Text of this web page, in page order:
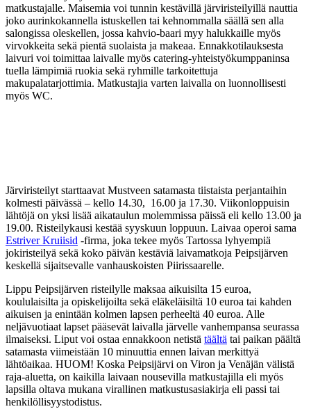
matkustajalle. Maisemia voi tunnin kestävillä järviristeilyillä nauttia
joko aurinkokannella istuskellen tai kehnommalla säällä sen alla
salongissa oleskellen, jossa kahvio-baari myy halukkaille myös
virvokkeita sekä pientä suolaista ja makeaa. Ennakkotilauksesta
laivuri voi toimittaa laivalle myös catering-yhteistyökumppaninsa
tuella lämpimiä ruokia sekä ryhmille tarkoitettuja
makupalatarjottimia. Matkustajia varten laivalla on luonnollisesti
myös WC.
Järviristeilyt starttaavat Mustveen satamasta tiistaista perjantaihin
kolmesti päivässä – kello 14.30, 16.00 ja 17.30. Viikonloppuisin
lähtöjä on yksi lisää aikataulun molemmissa päissä eli kello 13.00 ja
19.00. Risteilykausi kestää syyskuun loppuun. Laivaa operoi sama
Estriver Kruiisid -firma, joka tekee myös Tartossa lyhyempiä
jokiristeilyä sekä koko päivän kestäviä laivamatkoja Peipsijärven
keskellä sijaitsevalle vanhauskoisten Piirissaarelle.
Lippu Peipsijärven risteilylle maksaa aikuisilta 15 euroa,
koululaisilta ja opiskelijoilta sekä eläkeläisiltä 10 euroa tai kahden
aikuisen ja enintään kolmen lapsen perheeltä 40 euroa. Alle
neljävuotiaat lapset pääsevät laivalla järvelle vanhempansa seurassa
ilmaiseksi. Liput voi ostaa ennakkoon netistä täältä tai paikan päältä
satamasta viimeistään 10 minuuttia ennen laivan merkittyä
lähtöaikaa. HUOM! Koska Peipsijärvi on Viron ja Venäjän välistä
raja-aluetta, on kaikilla laivaan nousevilla matkustajilla eli myös
lapsilla oltava mukana virallinen matkustusasiakirja eli passi tai
henkilöllisyystodistus.